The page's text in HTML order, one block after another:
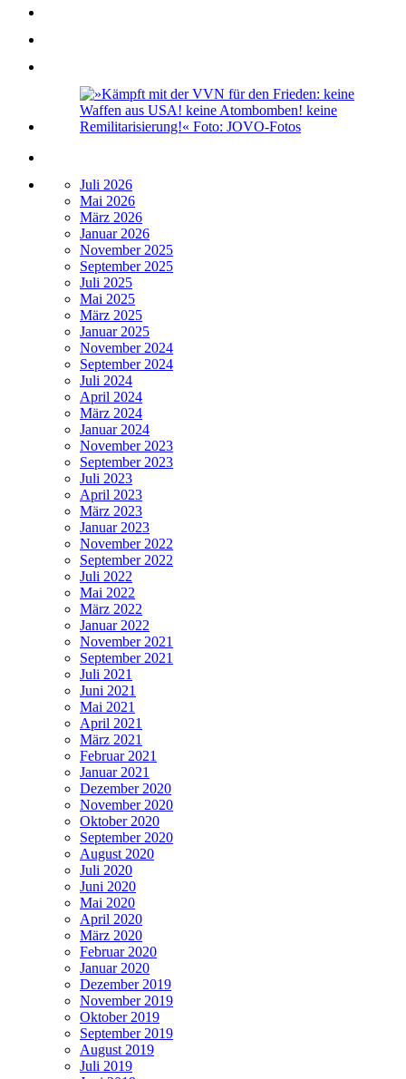
Juli 2026
Mai 2026
März 2026
Januar 2026
November 2025
September 2025
Juli 2025
Mai 2025
März 2025
Januar 2025
November 2024
September 2024
Juli 2024
April 2024
März 2024
Januar 2024
November 2023
September 2023
Juli 2023
April 2023
März 2023
Januar 2023
November 2022
September 2022
Juli 2022
Mai 2022
März 2022
Januar 2022
November 2021
September 2021
Juli 2021
Juni 2021
Mai 2021
April 2021
März 2021
Februar 2021
Januar 2021
Dezember 2020
November 2020
Oktober 2020
September 2020
August 2020
Juli 2020
Juni 2020
Mai 2020
April 2020
März 2020
Februar 2020
Januar 2020
Dezember 2019
November 2019
Oktober 2019
September 2019
August 2019
Juli 2019